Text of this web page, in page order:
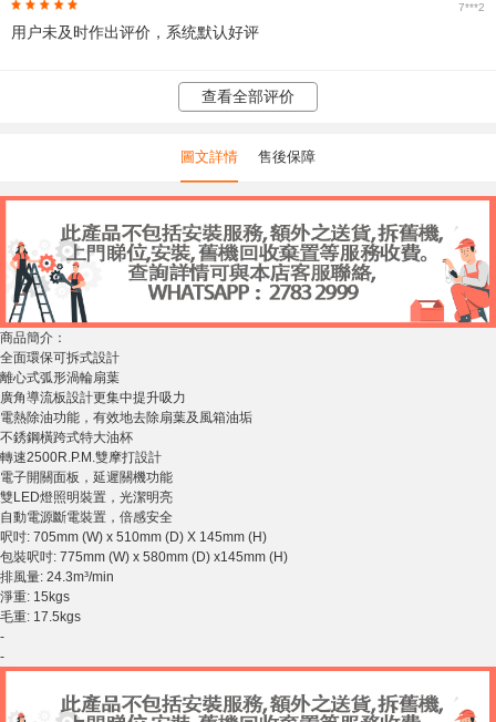
7***2
用户未及时作出评价，系统默认好评
查看全部评价
圖文詳情 售後保障
商品簡介：
全面環保可拆式設計
離心式弧形渦輪扇葉
廣角導流板設計更集中提升吸力
電熱除油功能，有效地去除扇葉及風箱油垢
不銹鋼橫跨式特大油杯
轉速2500R.P.M.雙摩打設計
電子開關面板，延遲關機功能
雙LED燈照明裝置，光潔明亮
自動電源斷電裝置，倍感安全
呎吋: 705mm (W) x 510mm (D) X 145mm (H)
包裝呎吋: 775mm (W) x 580mm (D) x145mm (H)
排風量: 24.3m³/min
淨重: 15kgs
毛重: 17.5kgs
-
-